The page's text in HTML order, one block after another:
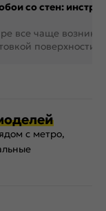
со стен:
все чаще
поверхности
с метро,